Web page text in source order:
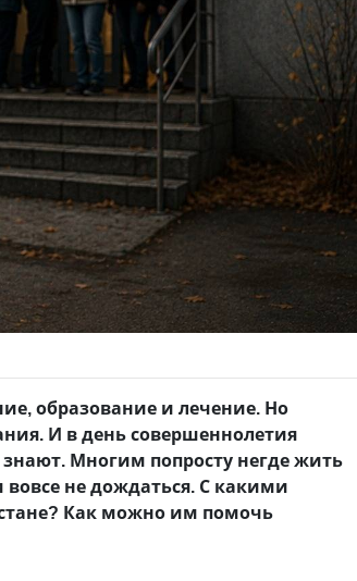
образование и лечение. Но
И в день совершеннолетия
Многим попросту негде жить
вовсе не дождаться. С какими
Как можно им помочь